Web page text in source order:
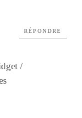
/
RÉPONDRE